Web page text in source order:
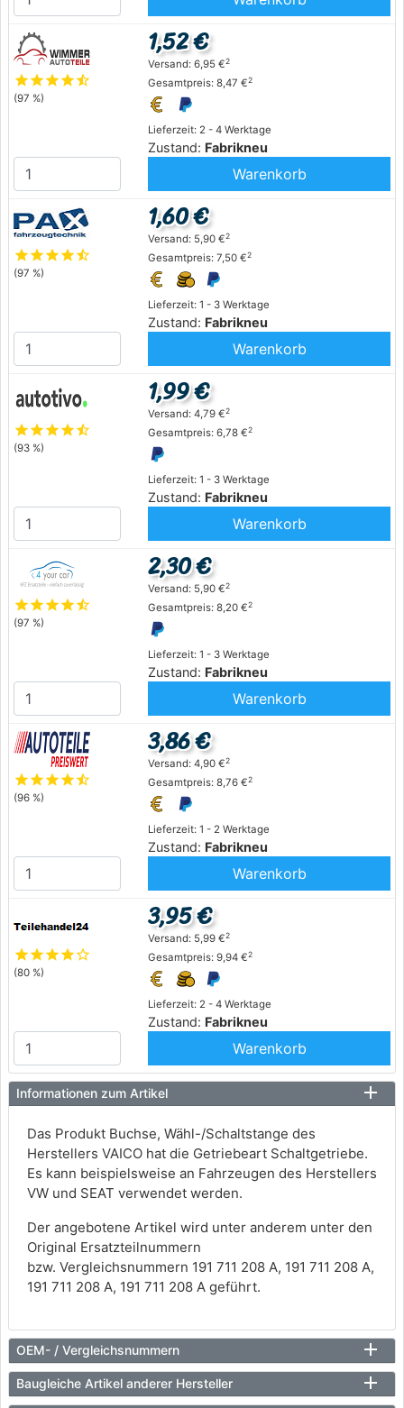
starstarstarstarstar_half
(97 %)
Lieferzeit: 2 - 4 Werktage
Zustand: Fabrikneu
1,52 €
Versand: 6,95 €2
Gesamtpreis: 8,47 €2
Warenkorb
starstarstarstarstar_half
(97 %)
Lieferzeit: 1 - 3 Werktage
Zustand: Fabrikneu
1,60 €
Versand: 5,90 €2
Gesamtpreis: 7,50 €2
Warenkorb
starstarstarstarstar_half
(93 %)
Lieferzeit: 1 - 3 Werktage
Zustand: Fabrikneu
1,99 €
Versand: 4,79 €2
Gesamtpreis: 6,78 €2
Warenkorb
starstarstarstarstar_half
(97 %)
Lieferzeit: 1 - 3 Werktage
Zustand: Fabrikneu
2,30 €
Versand: 5,90 €2
Gesamtpreis: 8,20 €2
Warenkorb
starstarstarstarstar_half
(96 %)
Lieferzeit: 1 - 2 Werktage
Zustand: Fabrikneu
3,86 €
Versand: 4,90 €2
Gesamtpreis: 8,76 €2
Warenkorb
starstarstarstarstar_outline
(80 %)
Lieferzeit: 2 - 4 Werktage
Zustand: Fabrikneu
3,95 €
Versand: 5,99 €2
Gesamtpreis: 9,94 €2
Warenkorb
Informationen zum Artikel
Das Produkt Buchse, Wähl-/Schaltstange des
Herstellers VAICO hat die Getriebeart Schaltgetriebe.
Es kann beispielsweise an Fahrzeugen des Herstellers
VW und SEAT verwendet werden.
Der angebotene Artikel wird unter anderem unter den
Original Ersatzteilnummern
bzw. Vergleichsnummern 191 711 208 A, 191 711 208 A,
191 711 208 A, 191 711 208 A geführt.
OEM- / Vergleichsnummern
Baugleiche Artikel anderer Hersteller